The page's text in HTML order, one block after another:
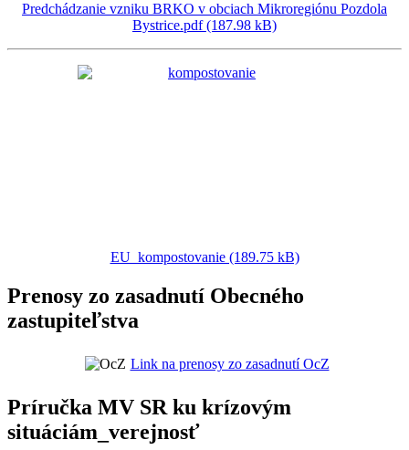
Predchádzanie vzniku BRKO v obciach Mikroregiónu Pozdola
Bystrice.pdf (187.98 kB)
EU_kompostovanie (189.75 kB)
Prenosy zo zasadnutí Obecného
zastupiteľstva
Link na prenosy zo zasadnutí OcZ
Príručka MV SR ku krízovým
situáciám_verejnosť